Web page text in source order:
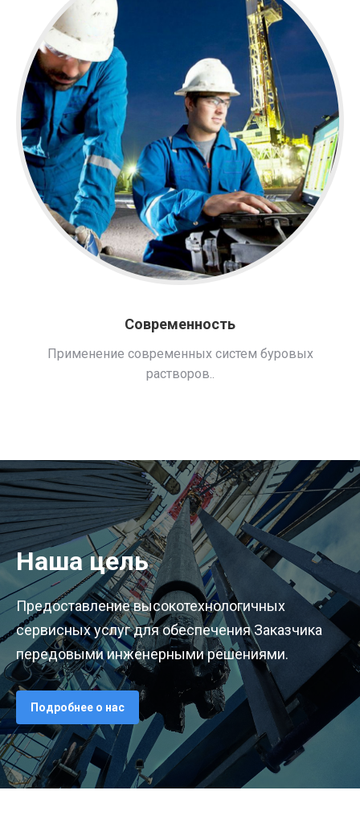
Современность
Применение современных систем буровых
растворов..
Наша цель
Предоставление высокотехнологичных
сервисных услуг для обеспечения Заказчика
передовыми инженерными решениями.
Подробнее о нас